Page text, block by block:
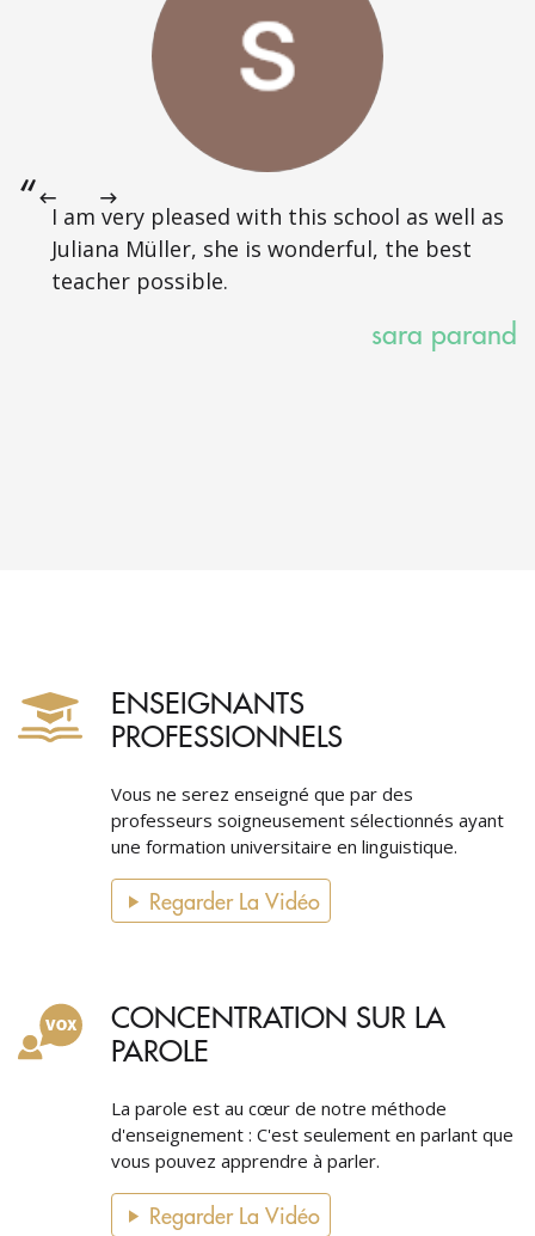
I am very pleased with this school as well as
Juliana Müller, she is wonderful, the best
teacher possible.
sara parand
ENSEIGNANTS
PROFESSIONNELS
Vous ne serez enseigné que par des
professeurs soigneusement sélectionnés ayant
une formation universitaire en linguistique.
Regarder La Vidéo
CONCENTRATION SUR LA
PAROLE
La parole est au cœur de notre méthode
d'enseignement : C'est seulement en parlant que
vous pouvez apprendre à parler.
Regarder La Vidéo